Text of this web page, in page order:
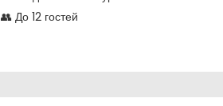
👥 До 12 гостей